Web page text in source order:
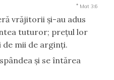
* Mat 3:6
vrăjitorii şi-au adus
tuturor; preţul lor
mii de arginţi.
şi se întărea